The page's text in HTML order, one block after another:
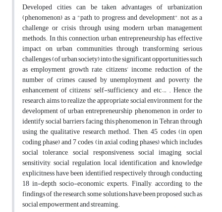
Developed cities can be taken advantages of urbanization
(phenomenon) as a "path to progress and development", not as a
challenge or crisis through using modern urban management
methods. In this connection, urban entrepreneurship has effective
impact on urban communities through transforming serious
challenges (of urban society) into the significant opportunities such
as employment growth rate, citizens’ income, reduction of the
number of crimes caused by unemployment and poverty, the
enhancement of citizens’ self-sufficiency and etc… . Hence, the
research aims to realize the appropriate social environment for the
development of urban entrepreneurship phenomenon in order to
identify social barriers facing this phenomenon in Tehran through
using the qualitative research method. Then, 45 codes (in open
coding phase) and 7 codes (in axial coding phases) which includes
social tolerance, social responsiveness, social imaging, social
sensitivity, social regulation, local identification and knowledge
explicitness have been identified respectively through conducting
18 in-depth socio-economic experts. Finally, according to the
findings of the research, some solutions have been proposed such as
social empowerment and streaming.